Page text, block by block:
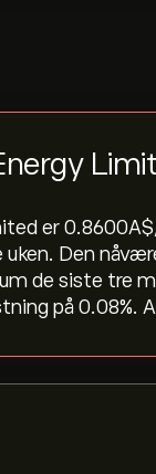
er
Den
de siste tre
på 0.08%.